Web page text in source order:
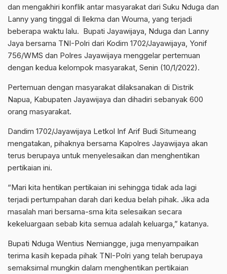
dan mengakhiri konflik antar masyarakat dari Suku Nduga dan
Lanny yang tinggal di Ilekma dan Wouma, yang terjadi
beberapa waktu lalu. Bupati Jayawijaya, Nduga dan Lanny
Jaya bersama TNI-Polri dari Kodim 1702/Jayawijaya, Yonif
756/WMS dan Polres Jayawijaya menggelar pertemuan
dengan kedua kelompok masyarakat, Senin (10/1/2022).
Pertemuan dengan masyarakat dilaksanakan di Distrik
Napua, Kabupaten Jayawijaya dan dihadiri sebanyak 600
orang masyarakat.
Dandim 1702/Jayawijaya Letkol Inf Arif Budi Situmeang
mengatakan, pihaknya bersama Kapolres Jayawijaya akan
terus berupaya untuk menyelesaikan dan menghentikan
pertikaian ini.
“Mari kita hentikan pertikaian ini sehingga tidak ada lagi
terjadi pertumpahan darah dari kedua belah pihak. Jika ada
masalah mari bersama-sma kita selesaikan secara
kekeluargaan sebab kita semua adalah keluarga,” katanya.
Bupati Nduga Wentius Nemiangge, juga menyampaikan
terima kasih kepada pihak TNI-Polri yang telah berupaya
semaksimal mungkin dalam menghentikan pertikaian